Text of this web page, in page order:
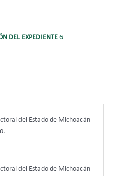
DEL EXPEDIENTE 6
del Estado de Michoacán
del Estado de Michoacán